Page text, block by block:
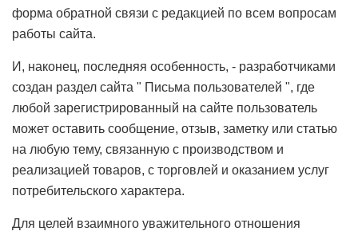
форма обратной связи с редакцией по всем вопросам
работы сайта.
И, наконец, последняя особенность, - разработчиками
создан раздел сайта " Письма пользователей ", где
любой зарегистрированный на сайте пользователь
может оставить сообщение, отзыв, заметку или статью
на любую тему, связанную с производством и
реализацией товаров, с торговлей и оказанием услуг
потребительского характера.
Для целей взаимного уважительного отношения